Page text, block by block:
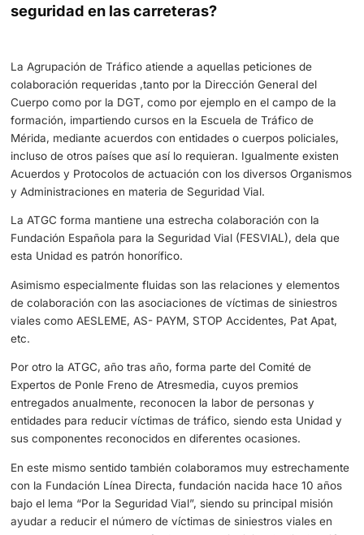
actuales, destaca el proyecto TRAMO, así como otras
operativa, la precisión en la gestión de datos y la
visualizar mejor la información para las órdenes de
La integración de nuevas tecnologías, ha transformado
transformando significativamente las estrategias y
de trabajo de la Agrupación de Tráfico de la Guardia
innovaciones han mejorado la eficiencia, la precisión y la
capacidad de visualizar mejor la información para las
servicio, contribuyendo a una gestión más efectiva del
una mayor Seguridad Vial.
La continua evolución tecnológica promete seguir
nuevas herramientas que seguirán influyendo en la
trabajar de la ATGC.
Aparte de las aplicaciones informáticas ,la utilización de
de detección de velocidad, de alcohol y drogas, muchos
precisos y eficientes, vehículos oficia- les (coches y
altas prestaciones y con la tecnología más avanzada, la
equipación personal de los componentes de la
Tráfico, etc., permiten mejorar en la práctica del servicio
vigilancia y control.